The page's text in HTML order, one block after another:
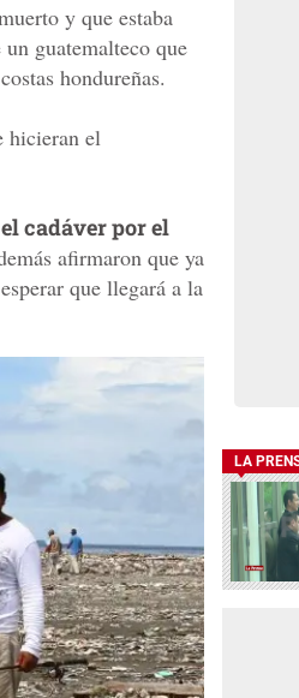
y que estaba
guatemalteco que
hondureñas.
hicieran el
cadáver por el
afirmaron que ya
que llegará a la
LA